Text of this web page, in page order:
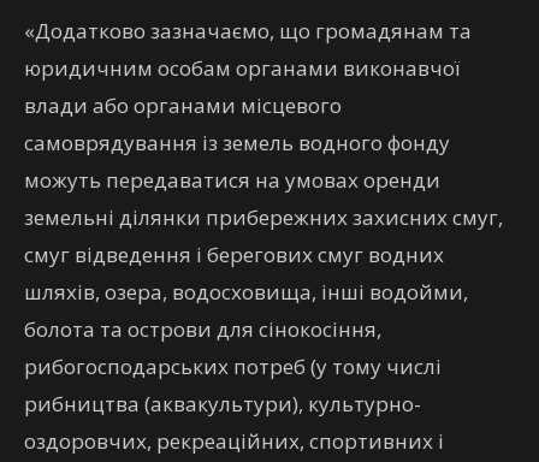
«Додатково зазначаємо, що громадянам та
юридичним особам органами виконавчої
влади або органами місцевого
самоврядування із земель водного фонду
можуть передаватися на умовах оренди
земельні ділянки прибережних захисних смуг,
смуг відведення і берегових смуг водних
шляхів, озера, водосховища, інші водойми,
болота та острови для сінокосіння,
рибогосподарських потреб (у тому числі
рибництва (аквакультури), культурно-
оздоровчих, рекреаційних, спортивних і